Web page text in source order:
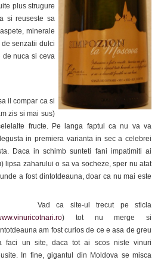
plus strugure
si reuseste sa
minerale
senzatii dulci
de nuca si ceva
il compar ca si
zis si mai sus)
fructe. Pe langa faptul ca nu va va
in premiera varianta in sec a celebrei
Daca in schimb sunteti fani impatimiti ai
lipsa zaharului o sa va socheze, sper nu atat
a fost dintotdeauna, doar ca nu mai este
Vad ca site-ul trecut pe sticla
) tot nu merge si
am fost curios de ce e asa de greu
faci un site, daca tot ai scos niste vinuri
In fine, gigantul din Moldova se misca